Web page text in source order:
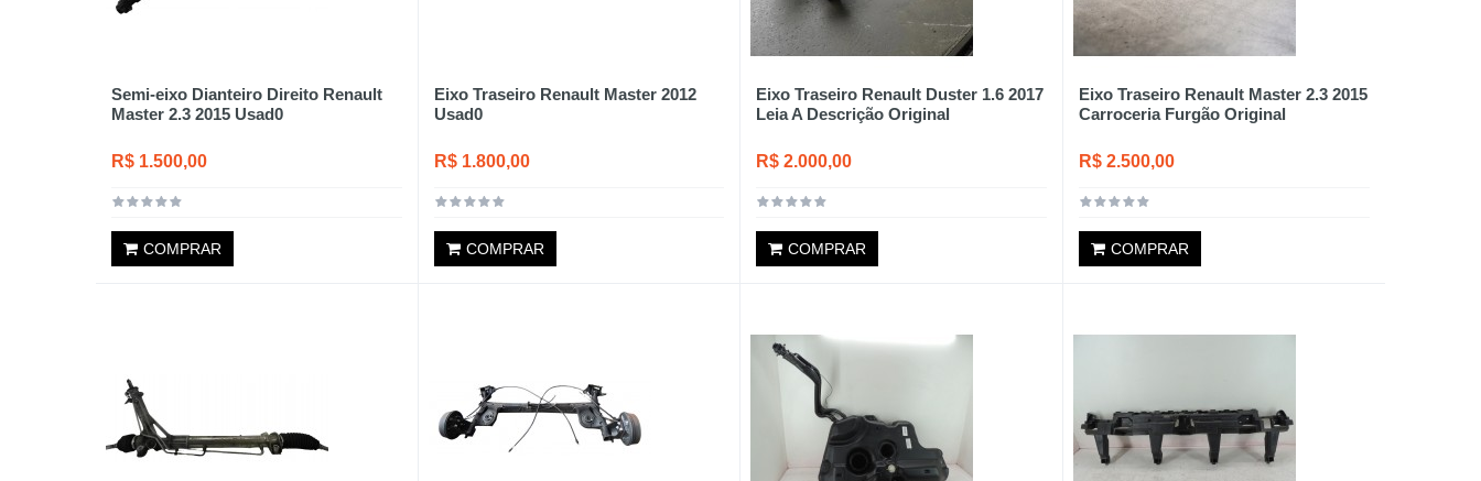
Semi-eixo Dianteiro Direito Renault
Master 2.3 2015 Usad0
R$ 1.500,00
COMPRAR
Eixo Traseiro Renault Master 2012
Usad0
R$ 1.800,00
COMPRAR
Eixo Traseiro Renault Duster 1.6 2017
Leia A Descrição Original
R$ 2.000,00
COMPRAR
Eixo Traseiro Renault Master 2.3 2015
Carroceria Furgão Original
R$ 2.500,00
COMPRAR